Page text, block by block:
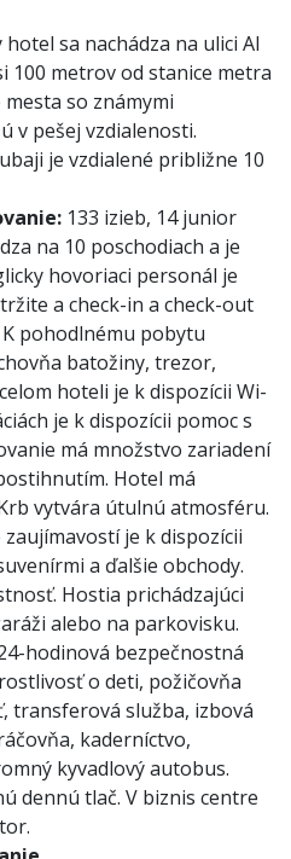
hotel sa nachádza na ulici Al
100 metrov od stanice metra
so známymi
v pešej vzdialenosti.
je vzdialené približne 10
133 izieb, 14 junior
na 10 poschodiach a je
hovoriaci personál je
a check-in a check-out
pohodlnému pobytu
batožiny, trezor,
hoteli je k dispozícii Wi-
je k dispozícii pomoc s
má množstvo zariadení
Hotel má
vytvára útulnú atmosféru.
je k dispozícii
a ďalšie obchody.
Hostia prichádzajúci
alebo na parkovisku.
hodinová bezpečnostná
o deti, požičovňa
transferová služba, izbová
kaderníctvo,
kyvadlový autobus.
dennú tlač. V biznis centre